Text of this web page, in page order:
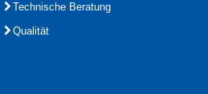
Technische Beratung
Qualität